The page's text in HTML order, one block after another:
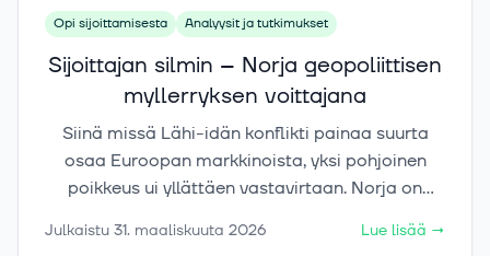
skene menee juuri nyt ja mitä mahdollisuuksia
tulevaisuus tuo mukanaan.
Opi sijoittamisesta Analyysit ja tutkimukset
Sijoittajan silmin – Norja geopoliittisen
myllerryksen voittajana
Siinä missä Lähi-idän konflikti painaa suurta
osaa Euroopan markkinoista, yksi pohjoinen
poikkeus ui yllättäen vastavirtaan. Norja on
sijoittajan näkökulmasta harvinaiseksi
Julkaistu 31. maaliskuuta 2026 Lue lisää →